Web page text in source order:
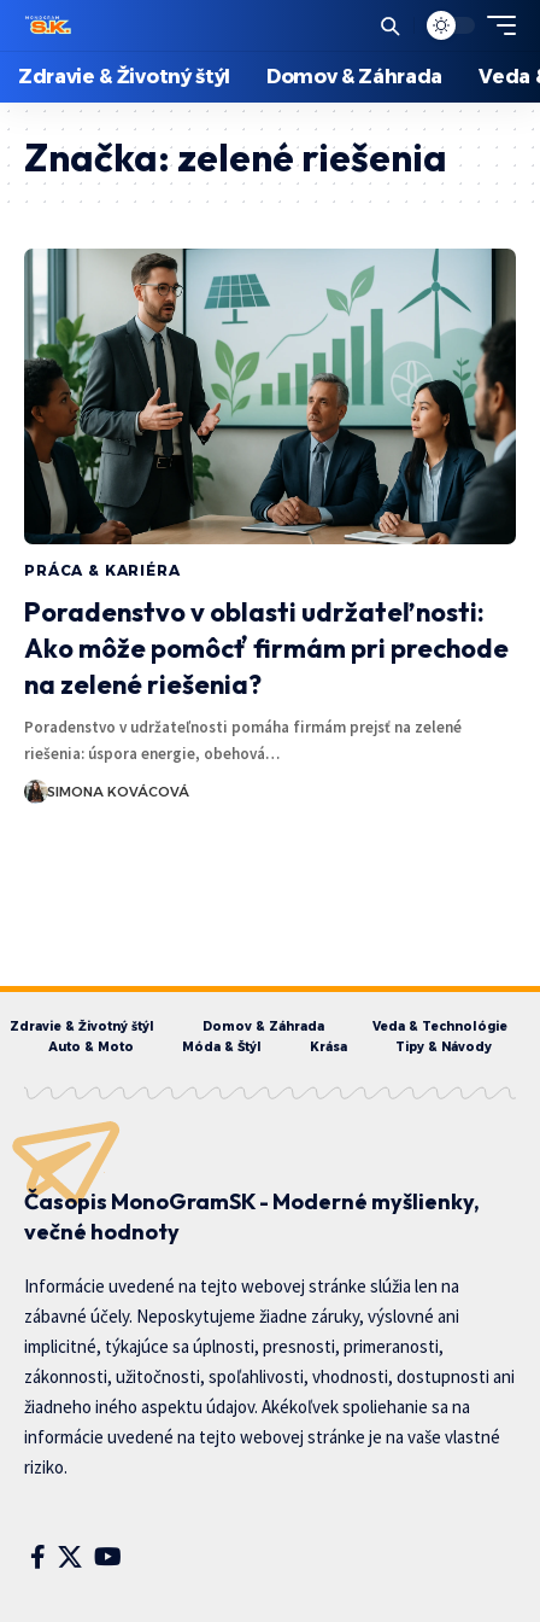
Zdravie & Životný štýl Domov & Záhrada Veda
Značka:zelené riešenia
PRÁCA & KARIÉRA
Poradenstvo v oblasti udržateľnosti:
Ako môže pomôcť firmám pri prechode
na zelené riešenia?
Poradenstvo v udržateľnosti pomáha firmám prejsť na zelené
riešenia: úspora energie, obehová…
SIMONA KOVÁCOVÁ
Zdravie & Životný štýl Domov & Záhrada
Veda & Technológie
Auto & Moto
Móda & Štýl Krása Tipy & Návody
Časopis MonoGramSK - Moderné myšlienky,
večné hodnoty
Informácie uvedené na tejto webovej stránke slúžia len na
zábavné účely. Neposkytujeme žiadne záruky, výslovné ani
implicitné, týkajúce sa úplnosti, presnosti, primeranosti,
zákonnosti, užitočnosti, spoľahlivosti, vhodnosti, dostupnosti ani
žiadneho iného aspektu údajov. Akékoľvek spoliehanie sa na
informácie uvedené na tejto webovej stránke je na vaše vlastné
riziko.